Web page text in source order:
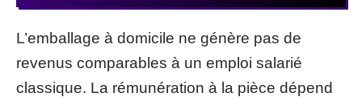
L’emballage à domicile ne génère pas de
revenus comparables à un emploi salarié
classique. La rémunération à la pièce dépend